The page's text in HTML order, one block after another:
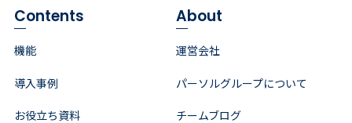
Contents
機能
導入事例
お役立ち資料
About
運営会社
パーソルグループについて
チームブログ